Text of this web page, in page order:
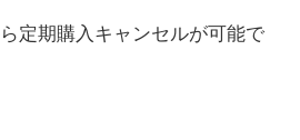
定期購入キャンセルが可能で